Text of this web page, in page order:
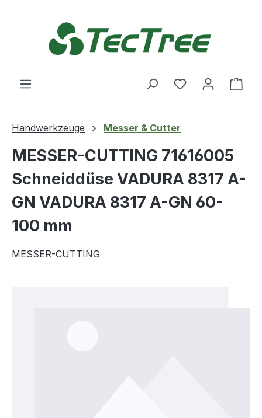
Du hast 0
Handwerkzeuge Messer & Cutter
MESSER-CUTTING 71616005
Schneiddüse VADURA 8317 A-
GN VADURA 8317 A-GN 60-
100 mm
MESSER-CUTTING